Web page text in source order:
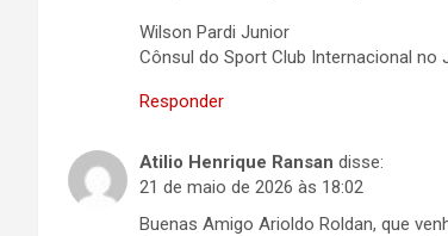
Wilson Pardi Junior
Cônsul do Sport Club Internacional no
Responder
Atilio Henrique Ransan disse:
21 de maio de 2026 às 18:02
Buenas Amigo Arioldo Roldan, que